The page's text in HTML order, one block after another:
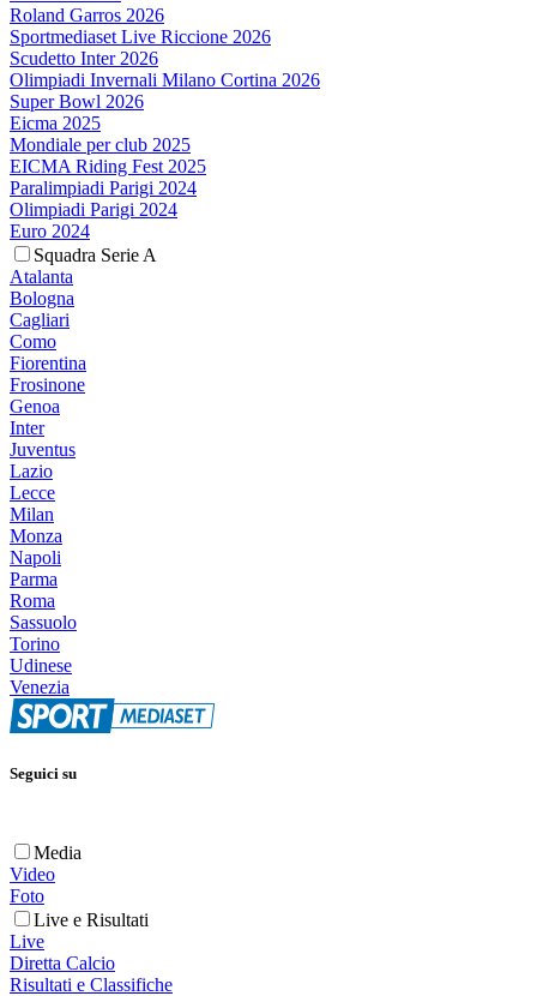
Roland Garros 2026
Sportmediaset Live Riccione 2026
Scudetto Inter 2026
Olimpiadi Invernali Milano Cortina 2026
Super Bowl 2026
Eicma 2025
Mondiale per club 2025
EICMA Riding Fest 2025
Paralimpiadi Parigi 2024
Olimpiadi Parigi 2024
Euro 2024
Squadra Serie A
Atalanta
Bologna
Cagliari
Como
Fiorentina
Frosinone
Genoa
Inter
Juventus
Lazio
Lecce
Milan
Monza
Napoli
Parma
Roma
Sassuolo
Torino
Udinese
Venezia
Seguici su
Media
Video
Foto
Live e Risultati
Live
Diretta Calcio
Risultati e Classifiche